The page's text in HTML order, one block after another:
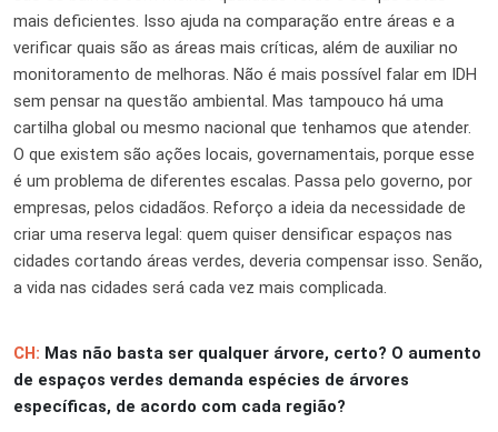
mais deficientes. Isso ajuda na comparação entre áreas e a
verificar quais são as áreas mais críticas, além de auxiliar no
monitoramento de melhoras. Não é mais possível falar em IDH
sem pensar na questão ambiental. Mas tampouco há uma
cartilha global ou mesmo nacional que tenhamos que atender.
O que existem são ações locais, governamentais, porque esse
é um problema de diferentes escalas. Passa pelo governo, por
empresas, pelos cidadãos. Reforço a ideia da necessidade de
criar uma reserva legal: quem quiser densificar espaços nas
cidades cortando áreas verdes, deveria compensar isso. Senão,
a vida nas cidades será cada vez mais complicada.
CH: Mas não basta ser qualquer árvore, certo? O aumento
de espaços verdes demanda espécies de árvores
específicas, de acordo com cada região?